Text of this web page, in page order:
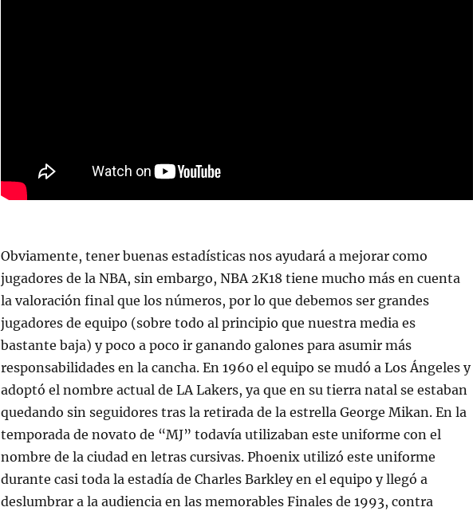
Obviamente, tener buenas estadísticas nos ayudará a mejorar como
jugadores de la NBA, sin embargo, NBA 2K18 tiene mucho más en cuenta
la valoración final que los números, por lo que debemos ser grandes
jugadores de equipo (sobre todo al principio que nuestra media es
bastante baja) y poco a poco ir ganando galones para asumir más
responsabilidades en la cancha. En 1960 el equipo se mudó a Los Ángeles y
adoptó el nombre actual de LA Lakers, ya que en su tierra natal se estaban
quedando sin seguidores tras la retirada de la estrella George Mikan. En la
temporada de novato de “MJ” todavía utilizaban este uniforme con el
nombre de la ciudad en letras cursivas. Phoenix utilizó este uniforme
durante casi toda la estadía de Charles Barkley en el equipo y llegó a
deslumbrar a la audiencia en las memorables Finales de 1993, contra